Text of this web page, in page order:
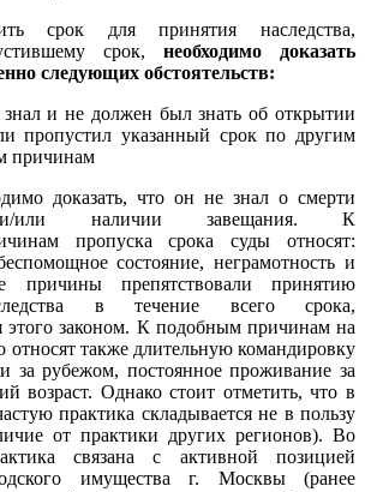
срок для принятия наследства,
срок, необходимо доказать
следующих обстоятельств:
и не должен был знать об открытии
пропустил указанный срок по другим
причинам
доказать, что он не знал о смерти
и/или наличии завещания. К
пропуска срока суды относят:
состояние, неграмотность и
причины препятствовали принятию
в течение всего срока,
этого законом. К подобным причинам на
относят также длительную командировку
за рубежом, постоянное проживание за
возраст. Однако стоит отметить, что в
практика складывается не в пользу
от практики других регионов). Во
связана с активной позицией
имущества г. Москвы (ранее